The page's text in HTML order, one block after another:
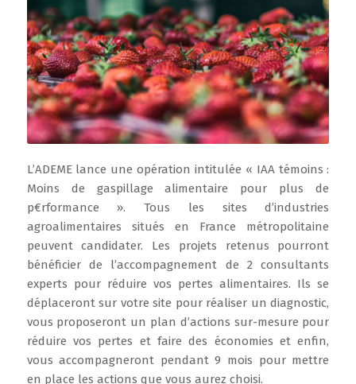
L’ADEME lance une opération intitulée « IAA témoins :
Moins de gaspillage alimentaire pour plus de
p€rformance ». Tous les sites d’industries
agroalimentaires situés en France métropolitaine
peuvent candidater. Les projets retenus pourront
bénéficier de l’accompagnement de 2 consultants
experts pour réduire vos pertes alimentaires. Ils se
déplaceront sur votre site pour réaliser un diagnostic,
vous proposeront un plan d’actions sur-mesure pour
réduire vos pertes et faire des économies et enfin,
vous accompagneront pendant 9 mois pour mettre
en place les actions que vous aurez choisi.